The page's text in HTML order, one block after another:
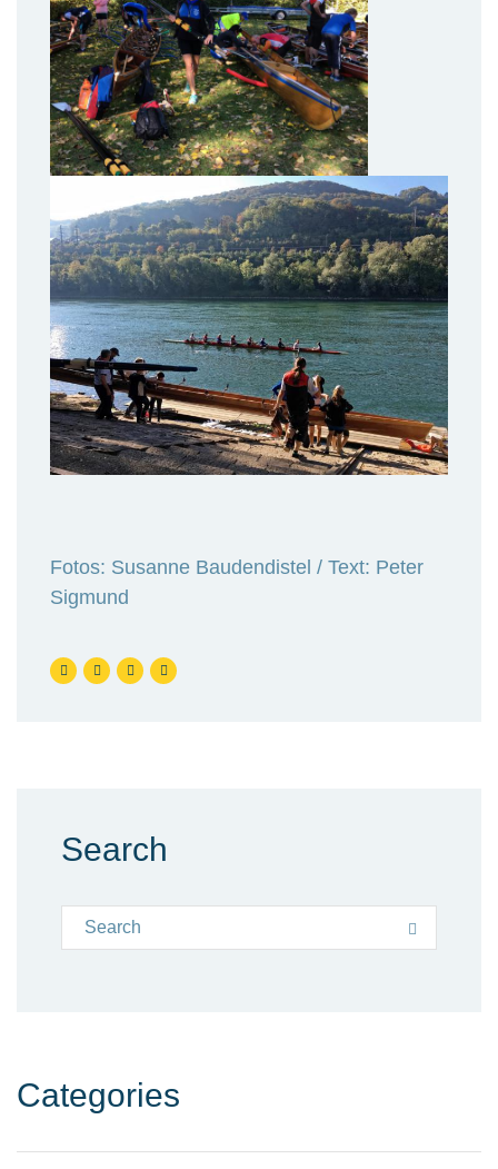
Fotos: Susanne Baudendistel / Text: Peter
Sigmund
Search
Search for:
Categories